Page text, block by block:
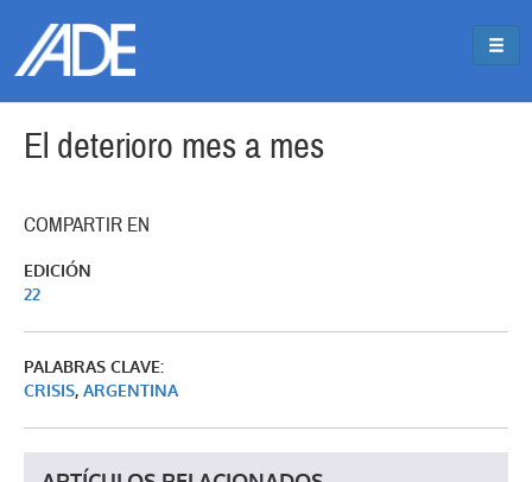
El deterioro mes a mes
COMPARTIR EN
EDICIÓN
22
PALABRAS CLAVE:
CRISIS, ARGENTINA